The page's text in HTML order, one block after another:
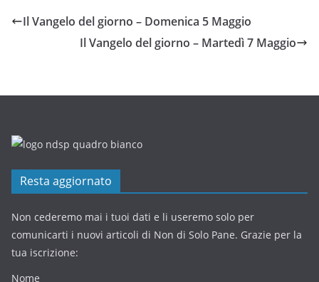
Il Vangelo del giorno – Domenica 5 Maggio
Il Vangelo del giorno – Martedì 7 Maggio
Resta aggiornato
Non cederemo mai i tuoi dati e li useremo solo per
comunicarti i nuovi articoli di Non di Solo Pane. Grazie per la
tua iscrizione:
Nome